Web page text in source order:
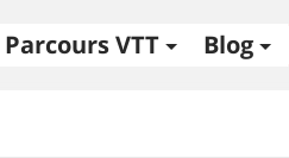
Parcours VTT Blog